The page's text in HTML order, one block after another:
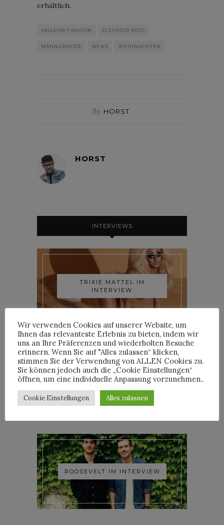
erhältlich.
AMAZON FASHION ELEVATOR BOYS
MÄNNERMODE NEWS WEIHNACHTEN
By HORST
HORST
INTERVIEWS
TRIXIE MATTEL IM
INTERVIEW
YOANN LEMOINE AKA
WOODKID IM INTERVIEW
ROOSEVELT IM INTERVIEW
Wir verwenden Cookies auf unserer Website, um
Ihnen das relevanteste Erlebnis zu bieten, indem wir
uns an Ihre Präferenzen und wiederholten Besuche
erinnern. Wenn Sie auf "Alles zulassen“ klicken,
stimmen Sie der Verwendung von ALLEN Cookies zu.
Sie können jedoch auch die „Cookie Einstellungen“
öffnen, um eine individuelle Anpassung vorzunehmen..
Cookie Einstellungen Alles zulassen